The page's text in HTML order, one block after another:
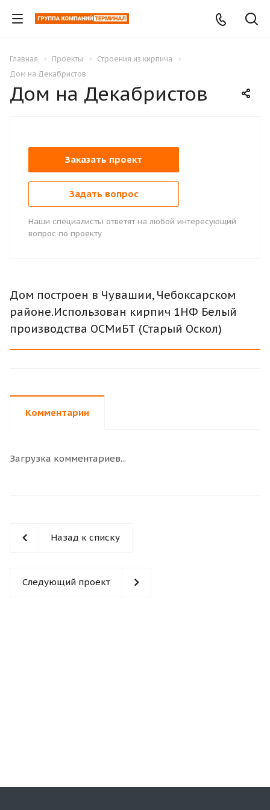
Главная Проекты
Строения из кирпича
Дом на Декабристов
Дом на Декабристов
Заказать проект
Задать вопрос
Наши специалисты ответят на любой интересующий
вопрос по проекту
Дом построен в Чувашии, Чебоксарском
районе.Использован кирпич 1НФ Белый
производства ОСМиБТ (Старый Оскол)
Комментарии
Загрузка комментариев...
Назад к списку
Следующий проект